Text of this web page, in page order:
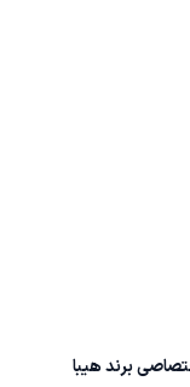
برند هیبا